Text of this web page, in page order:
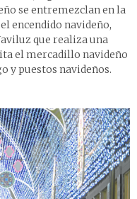
se entremezclan en la
encendido navideño,
que realiza una
el mercadillo navideño
y puestos navideños.